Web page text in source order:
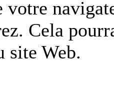
votre
Cela
site Web.